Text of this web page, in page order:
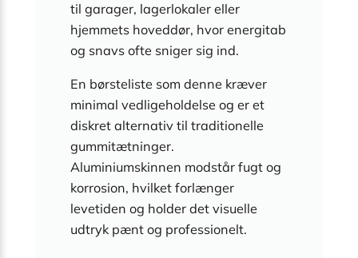
til garager, lagerlokaler eller
hjemmets hoveddør, hvor energitab
og snavs ofte sniger sig ind.
En børsteliste som denne kræver
minimal vedligeholdelse og er et
diskret alternativ til traditionelle
gummitætninger.
Aluminiumskinnen modstår fugt og
korrosion, hvilket forlænger
levetiden og holder det visuelle
udtryk pænt og professionelt.